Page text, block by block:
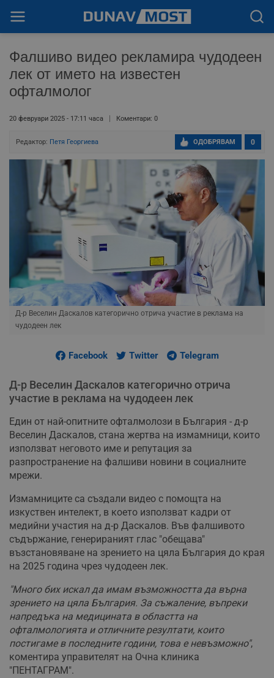
Фалшиво видео рекламира чудодеен
лек от името на известен
офталмолог
20 февруари 2025 - 17:11 часа Коментари: 0
Редактор: Петя Георгиева 0
ОДОБРЯВАМ
Д-р Веселин Даскалов категорично отрича участие в реклама на
чудодеен лек
Facebook Twitter Telegram
Д-р Веселин Даскалов категорично отрича
участие в реклама на чудодеен лек
Един от най-опитните офталмолози в България - д-р
Веселин Даскалов, стана жертва на измамници, които
използват неговото име и репутация за
разпространение на фалшиви новини в социалните
мрежи.
Измамниците са създали видео с помощта на
изкуствен интелект, в което използват кадри от
медийни участия на д-р Даскалов. Във фалшивото
съдържание, генерираният глас "обещава"
възстановяване на зрението на цяла България до края
на 2025 година чрез чудодеен лек.
"Много бих искал да имам възможността да върна
зрението на цяла България. За съжаление, въпреки
напредъка на медицината в областта на
офталмологията и отличните резултати, които
постигаме в последните години, това е невъзможно",
коментира управителят на Очна клиника
"ПЕНТАГРАМ".